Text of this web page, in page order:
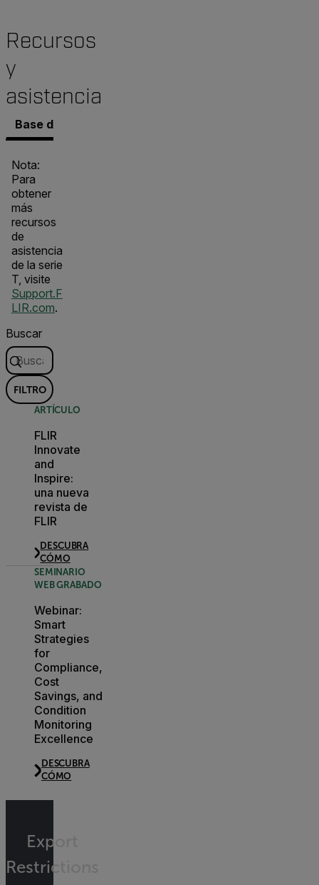
Recursos
y
asistencia
Base de conocimientos
Nota:
Para
obtener
más
recursos
de
asistencia
de la serie
T, visite
Support.F
LIR.com.
Buscar
FILTRO
ARTÍCULO
FLIR
Innovate
and
Inspire:
una nueva
revista de
FLIR
DESCUBRA
CÓMO
SEMINARIO
WEB GRABADO
Webinar:
Smart
Strategies
for
Compliance,
Cost
Savings, and
Condition
Monitoring
Excellence
DESCUBRA
CÓMO
Export
Restrictions